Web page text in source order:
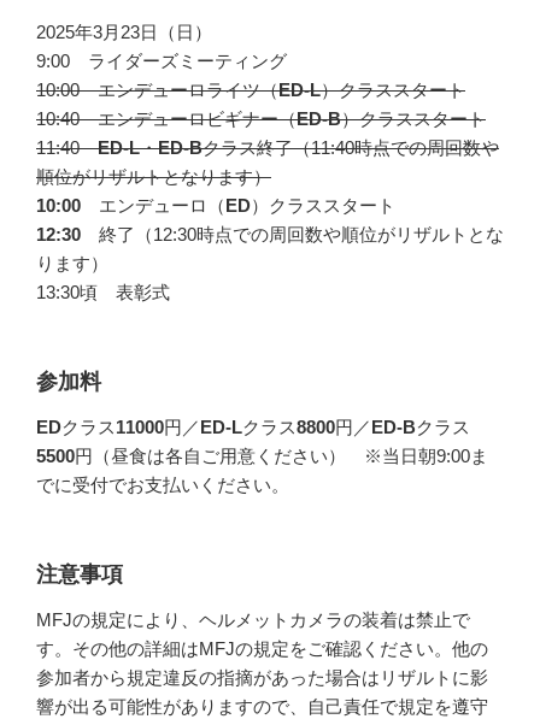
2025年3月23日（日）
9:00 ライダーズミーティング
10:00 エンデューロライツ（ED-L）クラススタート
10:40 エンデューロビギナー（ED-B）クラススタート
11:40ED-L・ED-Bクラス終了（11:40時点での周回数や
順位がリザルトとなります）
10:00 エンデューロ（ ED）クラススタート
12:30 終了（12:30時点での周回数や順位がリザルトとな
ります）
13:30頃 表彰式
参加料
EDクラス11000円／ ED-Lクラス8800円／ ED-Bクラス
5500円（昼食は各自ご用意ください） ※当日朝9:00ま
でに受付でお支払いください。
注意事項
MFJの規定により、ヘルメットカメラの装着は禁止で
す。その他の詳細はMFJの規定をご確認ください。他の
参加者から規定違反の指摘があった場合はリザルトに影
響が出る可能性がありますので、自己責任で規定を遵守